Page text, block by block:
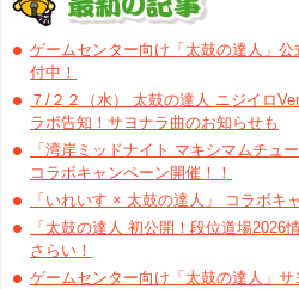
ゲームセンター向け「太鼓の達人」
付中！
７/２２（水） 太鼓の達人 ニジイロ
ラボ告知！サヨナラ曲のお知らせも
「湾岸ミッドナイト マキシマムチュ
コラボキャンペーン開催！！
「いれいす × 太鼓の達人」 コラボキ
「太鼓の達人 初公開！段位道場2026
さらい！
ゲームセンター向け「太鼓の達人」